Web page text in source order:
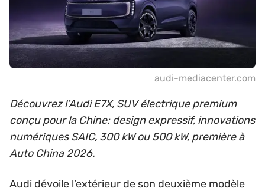
audi-mediacenter.com
Découvrez l’Audi E7X, SUV électrique premium
conçu pour la Chine: design expressif, innovations
numériques SAIC, 300 kW ou 500 kW, première à
Auto China 2026.
Audi dévoile l’extérieur de son deuxième modèle